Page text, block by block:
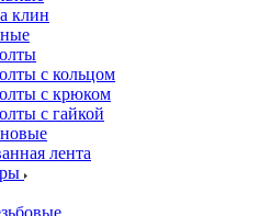
клин
с кольцом
с крюком
с гайкой
лента